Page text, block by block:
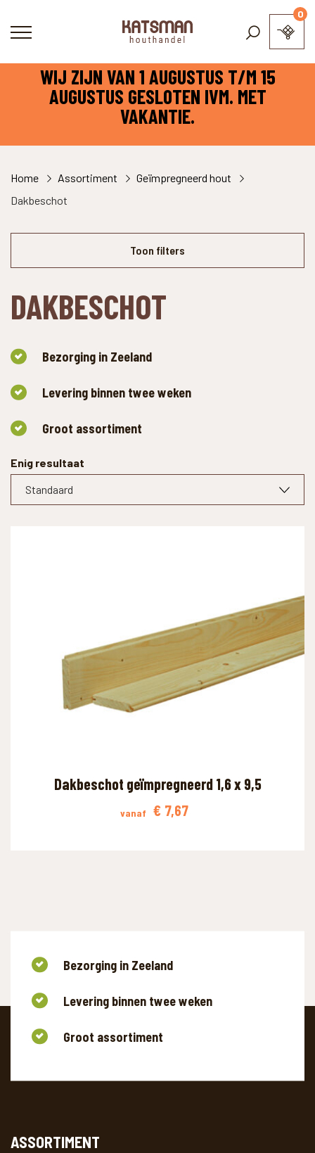
WIJ ZIJN VAN 1 AUGUSTUS T/M 15
AUGUSTUS GESLOTEN IVM. MET
VAKANTIE.
0
Home Assortiment
Geïmpregneerd hout
Dakbeschot
Toon filters
DAKBESCHOT
Bezorging in Zeeland
Levering binnen twee weken
Groot assortiment
Enig resultaat
Dakbeschot geïmpregneerd 1,6 x 9,5
vanaf € 7,67
Bezorging in Zeeland
Levering binnen twee weken
Groot assortiment
ASSORTIMENT